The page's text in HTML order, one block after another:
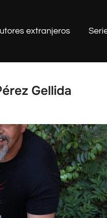
extranjeros
Gellida